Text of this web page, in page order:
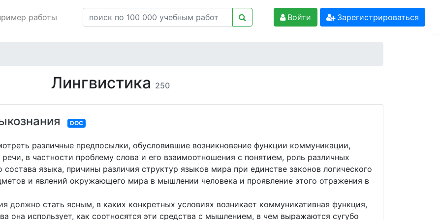
работы Войти Зарегистрироваться
Лингвистика 250
DOC
различные предпосылки, обусловившие возникновение функции коммуникации,
в частности проблему слова и его взаимоотношения с понятием, роль различных
языка, причины различия структур языков мира при единстве законов логического
и явлений окружающего мира в мышлении человека и проявление этого отражения в
должно стать ясным, в каких конкретных условиях возникает коммуникативная функция,
она использует, как соотносятся эти средства с мышлением, в чем выражаются сугубо